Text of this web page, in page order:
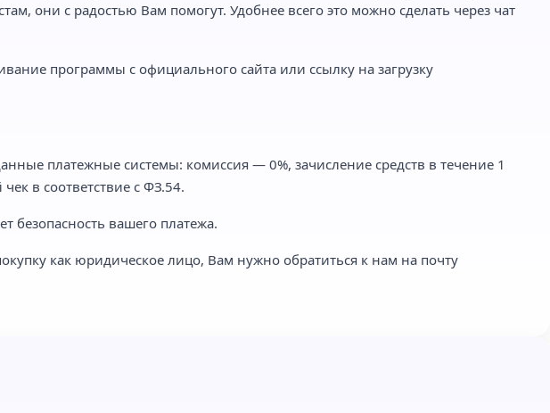
они с радостью Вам помогут. Удобнее всего это можно сделать через чат
программы с официального сайта или ссылку на загрузку
платежные системы: комиссия — 0%, зачисление средств в течение 1
в соответствие с ФЗ.54.
безопасность вашего платежа.
как юридическое лицо, Вам нужно обратиться к нам на почту